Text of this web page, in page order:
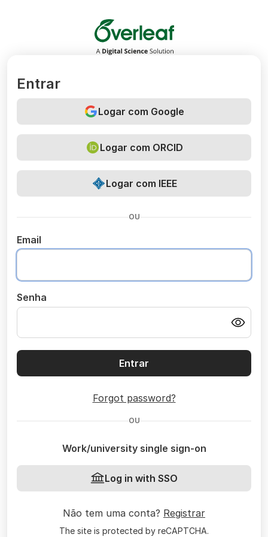
Overleaf
Entrar
Logar com Google
Logar com ORCID
Logar com IEEE
OU
Email
Senha
Entrar
Forgot password?
OU
Work/university single sign-on
Log in with SSO
Não tem uma conta? Registrar
The site is protected by reCAPTCHA.